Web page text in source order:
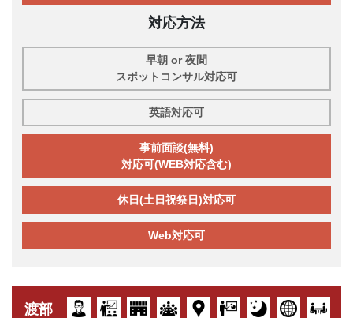
対応方法
早朝 or 夜間
スポットコンサル対応可
英語対応可
事前面談(無料)
対応可(WEB対応含む)
休日(土日祝祭日)対応可
Web対応可
渡部